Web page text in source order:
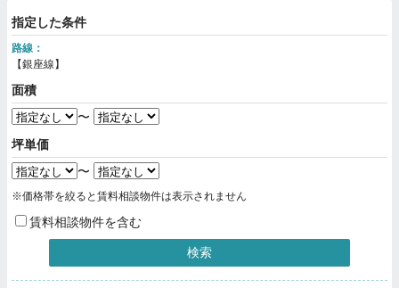
指定した条件
路線：
【銀座線】
面積
〜
坪単価
〜
※価格帯を絞ると賃料相談物件は表示されません
賃料相談物件を含む
検索